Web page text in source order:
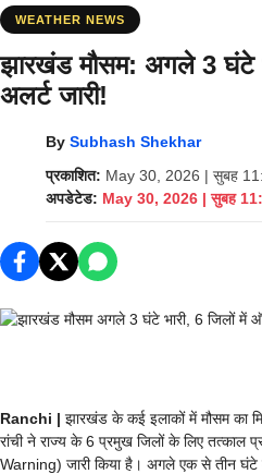
WEATHER NEWS
झारखंड मौसम: अगले 3 घंटे
अलर्ट जारी!
By Subhash Shekhar
प्रकाशित: May 30, 2026 | सुबह
अपडेटेड: May 30, 2026 | सुबह
Ranchi | झारखंड के कई इलाकों में मौसम का
रांची ने राज्य के 6 प्रमुख जिलों के लिए तत्काल
Warning) जारी किया है। अगले एक से तीन घंटे